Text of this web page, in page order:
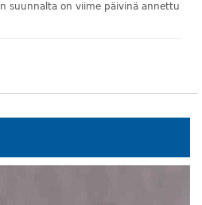
suunnalta on viime päivinä annettu